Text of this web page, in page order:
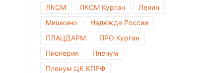
ЛКСМ
ЛКСМ Курган
Ленин
Мишкино
Надежда России
ПЛАЦДАРМ
ПРО Курган
Пионерия
Пленум
Пленум ЦК КПРФ